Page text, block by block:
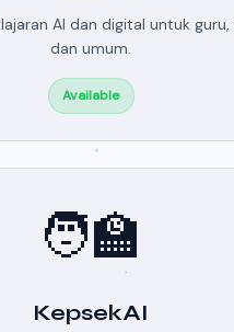
AI dan digital untuk guru,
dan umum.
Available
🧑‍🏫
KepsekAI